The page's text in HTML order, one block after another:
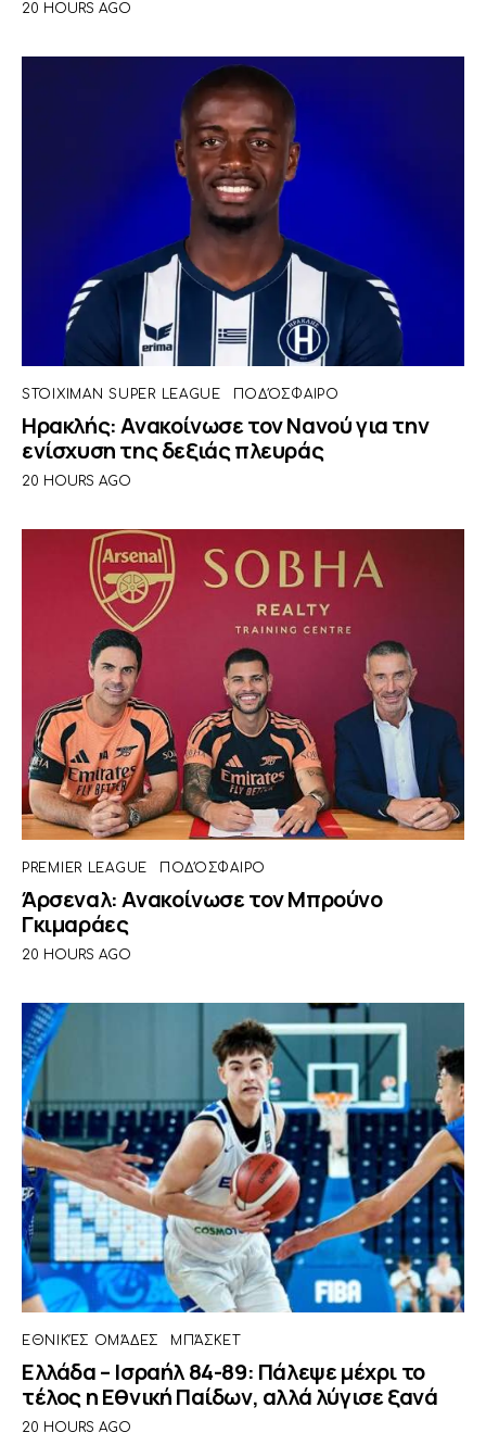
20 HOURS AGO
STOIXIMAN SUPER LEAGUE ΠΟΔΌΣΦΑΙΡΟ
Ηρακλής: Ανακοίνωσε τον Νανού για την
ενίσχυση της δεξιάς πλευράς
20 HOURS AGO
PREMIER LEAGUE ΠΟΔΌΣΦΑΙΡΟ
Άρσεναλ: Ανακοίνωσε τον Μπρούνο
Γκιμαράες
20 HOURS AGO
ΕΘΝΙΚΈΣ ΟΜΆΔΕΣ ΜΠΆΣΚΕΤ
Ελλάδα – Ισραήλ 84-89: Πάλεψε μέχρι το
τέλος η Εθνική Παίδων, αλλά λύγισε ξανά
20 HOURS AGO